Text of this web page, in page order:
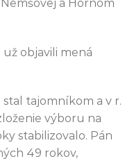
a Hornom
už objavili mená
stal tajomníkom a v r.
výboru na
stabilizovalo. Pán
49 rokov,